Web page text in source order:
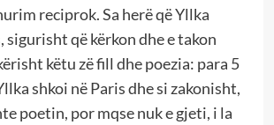
reciprok. Sa herë që Yllka
sigurisht që kërkon dhe e takon
këtu zë fill dhe poezia: para 5
shkoi në Paris dhe si zakonisht,
poetin, por mqse nuk e gjeti, i la